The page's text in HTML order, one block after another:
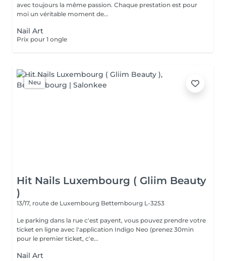
avec toujours la même passion. Chaque prestation est pour
moi un véritable moment de...
Nail Art
Prix pour 1 ongle
Neu
Hit Nails Luxembourg ( Gliim Beauty
)
13/17, route de Luxembourg Bettembourg L-3253
Le parking dans la rue c'est payent, vous pouvez prendre votre
ticket en ligne avec l'application Indigo Neo (prenez 30min
pour le premier ticket, c'e...
Nail Art